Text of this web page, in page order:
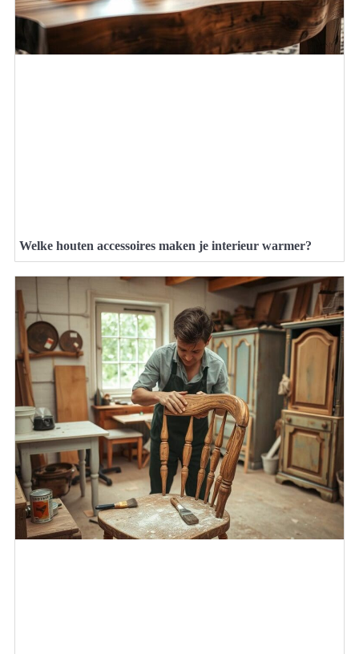
Welke houten accessoires maken je interieur warmer?